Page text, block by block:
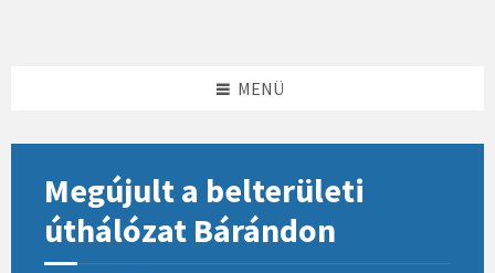
MENÜ
Megújult a belterületi
úthálózat Bárándon